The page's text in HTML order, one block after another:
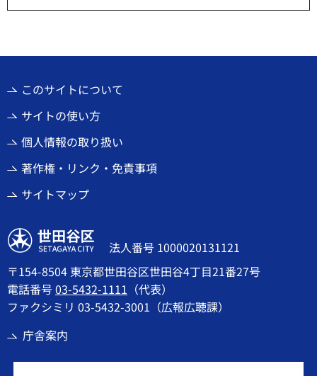
このサイトについて
サイトの使い方
個人情報の取り扱い
著作権・リンク・免責事項
サイトマップ
世田谷区
法人番号 1000020131121
〒154-8504 東京都世田谷区世田谷4丁目21番27号
電話番号03-5432-1111 （代表）
ファクシミリ 03-5432-3001（広報広聴課）
庁舎案内